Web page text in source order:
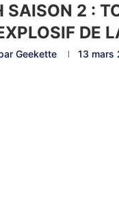
2 :
DE
Geekette 13 mars